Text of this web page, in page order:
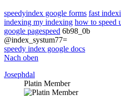
speedyindex google forms fast
indexing my indexing how to speed
google pagespeed 6b98_0b
@index_systum77=
speedy index google docs
Nach oben
Josephdal
Platin Member